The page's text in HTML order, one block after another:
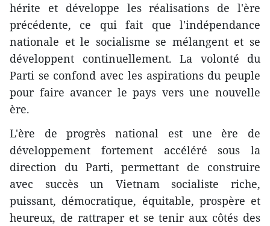
hérite et développe les réalisations de l'ère
précédente, ce qui fait que l'indépendance
nationale et le socialisme se mélangent et se
développent continuellement. La volonté du
Parti se confond avec les aspirations du peuple
pour faire avancer le pays vers une nouvelle
ère.
L'ère de progrès national est une ère de
développement fortement accéléré sous la
direction du Parti, permettant de construire
avec succès un Vietnam socialiste riche,
puissant, démocratique, équitable, prospère et
heureux, de rattraper et se tenir aux côtés des